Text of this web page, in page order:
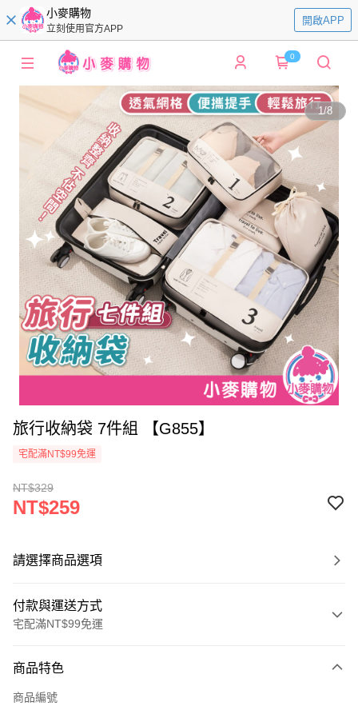
小麥購物
立刻使用官方APP
開啟APP
0
1/8
旅行收納袋 7件組 【G855】
宅配滿NT$99免運
NT$329
NT$259
請選擇商品選項
付款與運送方式
宅配滿NT$99免運
信用卡一次付款
商品特色
商品編號